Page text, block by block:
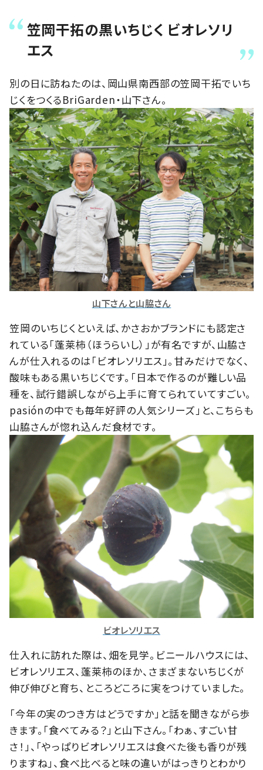
笠岡干拓の黒いちじく ビオレソリ
エス
別の日に訪ねたのは、岡山県南西部の笠岡干拓でいち
じくをつくるBriGarden・山下さん。
山下さんと山脇さん
笠岡のいちじくといえば、かさおかブランドにも認定さ
れている「蓬莱柿（ほうらいし）」が有名ですが、山脇さ
んが仕入れるのは「ビオレソリエス」。甘みだけでなく、
酸味もある黒いちじくです。「日本で作るのが難しい品
種を、試行錯誤しながら上手に育てられていてすごい。
pasiónの中でも毎年好評の人気シリーズ」と、こちらも
山脇さんが惚れ込んだ食材です。
ビオレソリエス
仕入れに訪れた際は、畑を見学。ビニールハウスには、
ビオレソリエス、蓬莱柿のほか、さまざまないちじくが
伸び伸びと育ち、ところどころに実をつけていました。
「今年の実のつき方はどうですか」と話を聞きながら歩
きます。「食べてみる？」と山下さん。「わぁ、すごい甘
さ！」、「やっぱりビオレソリエスは食べた後も香りが残
りますね」、食べ比べると味の違いがはっきりとわかり